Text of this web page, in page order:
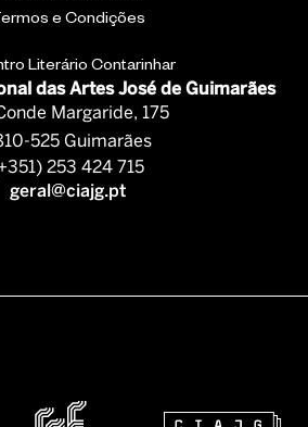
e Condições
Literário Contarinhar
das Artes José de Guimarães
Margaride, 175
525 Guimarães
253 424 715
geral@ciajg.pt